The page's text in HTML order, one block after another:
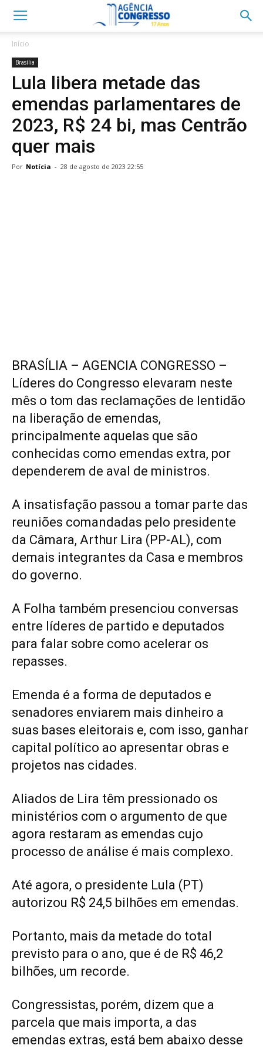
Início
Brasília
Lula libera metade das
emendas parlamentares de
2023, R$ 24 bi, mas Centrão
quer mais
Por Notícia - 28 de agosto de 2023 22:55
BRASÍLIA – AGENCIA CONGRESSO –
Líderes do Congresso elevaram neste
mês o tom das reclamações de lentidão
na liberação de emendas,
principalmente aquelas que são
conhecidas como emendas extra, por
dependerem de aval de ministros.
A insatisfação passou a tomar parte das
reuniões comandadas pelo presidente
da Câmara, Arthur Lira (PP-AL), com
demais integrantes da Casa e membros
do governo.
A Folha também presenciou conversas
entre líderes de partido e deputados
para falar sobre como acelerar os
repasses.
Emenda é a forma de deputados e
senadores enviarem mais dinheiro a
suas bases eleitorais e, com isso, ganhar
capital político ao apresentar obras e
projetos nas cidades.
Aliados de Lira têm pressionado os
ministérios com o argumento de que
agora restaram as emendas cujo
processo de análise é mais complexo.
Até agora, o presidente Lula (PT)
autorizou R$ 24,5 bilhões em emendas.
Portanto, mais da metade do total
previsto para o ano, que é de R$ 46,2
bilhões, um recorde.
Congressistas, porém, dizem que a
parcela que mais importa, a das
emendas extras, está bem abaixo desse